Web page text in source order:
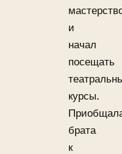
и
начал
посещать
курсы.
брата
к